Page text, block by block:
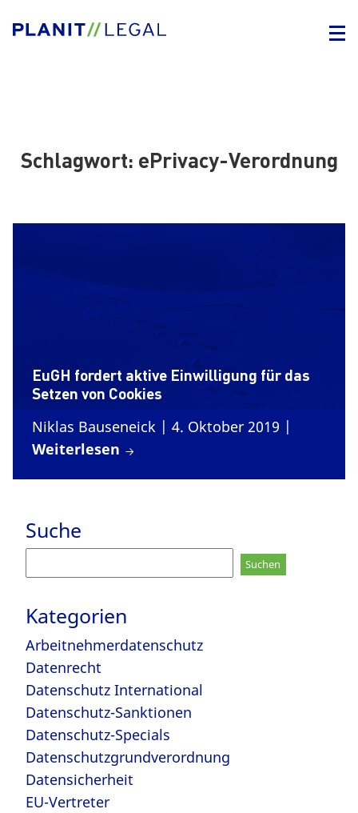
Schlagwort: ePrivacy-Verordnung
EuGH fordert aktive Einwilligung für das
Setzen von Cookies
Niklas Bauseneick | 4. Oktober 2019 |
Weiterlesen
Suche
nach:
Kategorien
Arbeitnehmerdatenschutz
Datenrecht
Datenschutz International
Datenschutz-Sanktionen
Datenschutz-Specials
Datenschutzgrundverordnung
Datensicherheit
EU-Vertreter